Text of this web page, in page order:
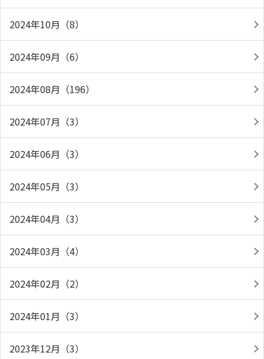
2024年10月（8）
2024年09月（6）
2024年08月（196）
2024年07月（3）
2024年06月（3）
2024年05月（3）
2024年04月（3）
2024年03月（4）
2024年02月（2）
2024年01月（3）
2023年12月（3）